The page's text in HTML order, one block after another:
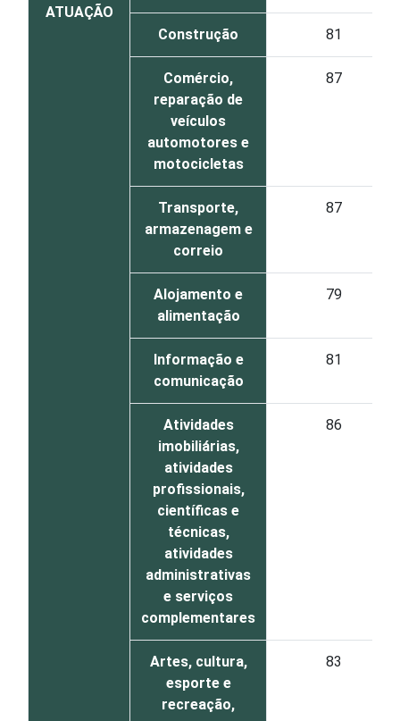
ATUAÇÃO
Construção 81
Comércio,
reparação de
veículos
automotores e
motocicletas
87
Transporte,
armazenagem e
correio
87
Alojamento e
alimentação
79
Informação e
comunicação
81
Atividades
imobiliárias,
atividades
profissionais,
científicas e
técnicas,
atividades
administrativas
e serviços
complementares
86
Artes, cultura,
esporte e
recreação,
83